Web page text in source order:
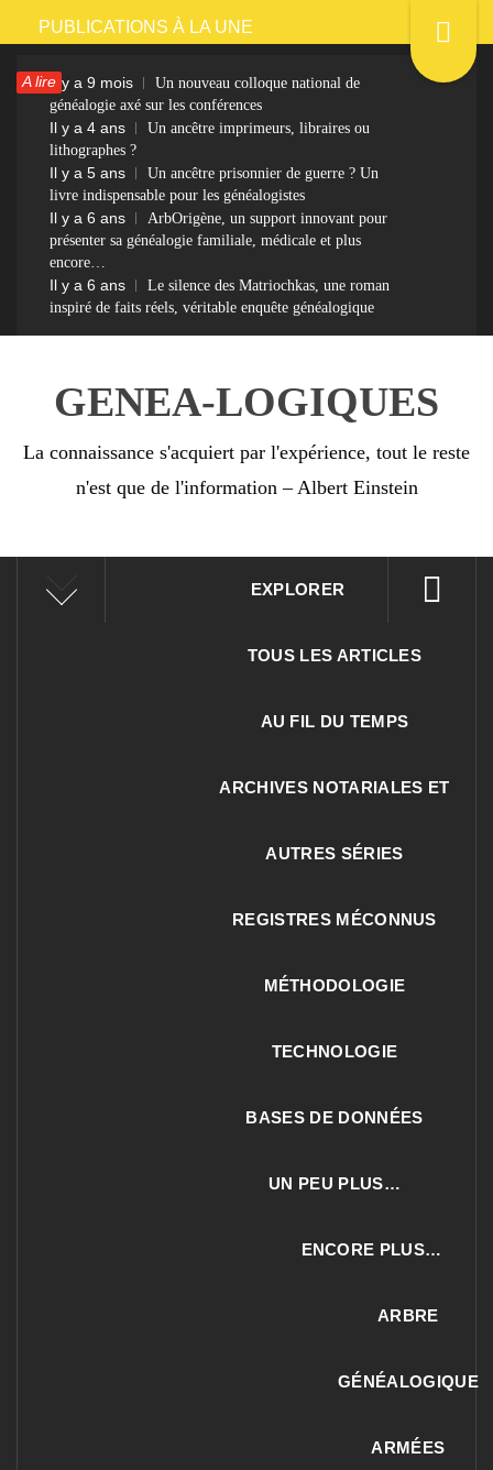
Passer
contenu
PUBLICATIONS À LA UNE
A lireIl y a 9 mois
Un nouveau colloque national de
généalogie axé sur les conférences
Il y a 4 ans
Un ancêtre imprimeurs, libraires ou
lithographes ?
Il y a 5 ans
Un ancêtre prisonnier de guerre ? Un
livre indispensable pour les généalogistes
Il y a 6 ans
ArbOrigène, un support innovant pour
présenter sa généalogie familiale, médicale et plus
encore…
Il y a 6 ans
Le silence des Matriochkas, une roman
inspiré de faits réels, véritable enquête généalogique
GENEA-LOGIQUES
La connaissance s'acquiert par l'expérience, tout le reste
n'est que de l'information – Albert Einstein
EXPLORER
TOUS LES ARTICLES
AU FIL DU TEMPS
ARCHIVES NOTARIALES ET
AUTRES SÉRIES
REGISTRES MÉCONNUS
MÉTHODOLOGIE
TECHNOLOGIE
BASES DE DONNÉES
UN PEU PLUS…
ENCORE PLUS…
ARBRE
GÉNÉALOGIQUE
ARMÉES